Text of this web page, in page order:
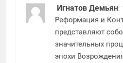
Игнатов Демьян:
Реформация и
представляют
значительных
эпохи